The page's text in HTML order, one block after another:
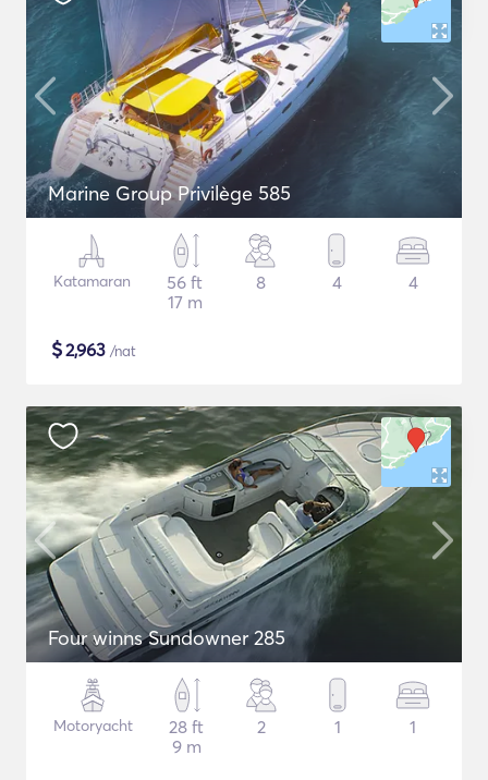
Marine Group Privilège 585
Katamaran
56 ft
17 m
8 4 4
$2,963 /nat
Four winns Sundowner 285
Motoryacht
28 ft
9 m
2 1 1